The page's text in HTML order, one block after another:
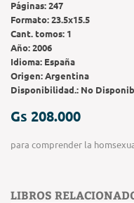
Páginas:247
Formato:23.5x15.5
Cant. tomos: 1
Año:2006
Idioma: España
Origen:Argentina
Disponibilidad.: No
Gs 208.000
para comprender la
LIBROS